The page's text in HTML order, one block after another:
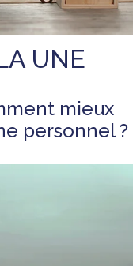
UNE
mieux
personnel ?